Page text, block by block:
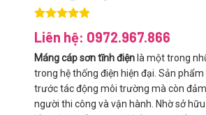
5.00
dựa trên
đánh giá
Liên hệ: 0972.967.866
Máng cáp sơn tĩnh điện là một trong
trong hệ thống điện hiện đại. Sản
trước tác động môi trường mà còn
người thi công và vận hành. Nhờ sở